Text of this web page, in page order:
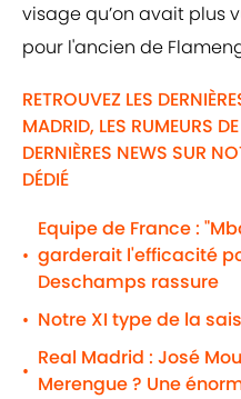
visage qu’on avait plus
pour l'ancien de
RETROUVEZ LES
MADRID, LES RUMEURS
DERNIÈRES NEWS SUR
DÉDIÉ
•
Equipe de France :
garderait l'efficacité
Deschamps rassure
• Notre XI type de la
•
Real Madrid : José
Merengue ? Une